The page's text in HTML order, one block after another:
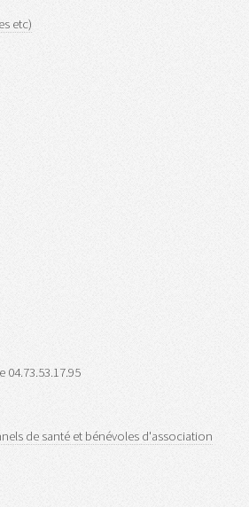
etc)
de santé et bénévoles d'association